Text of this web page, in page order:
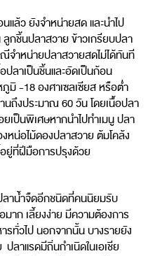
แล้ว ยังจำหน่ายสด และนำไป
กชิ้นปลาสวาย ข้าวเกรียบปลา
จำหน่ายปลาสวายสดไม่ได้ทันที
ปลาเป็นชิ้นและอัดเป็นก้อน
มิ -18 องศาเซลเซียส หรือต่ำ
นถึงประมาณ 60 วัน โดยเนื้อปลา
เป็นพิเศษหากนำไปทำเมนู ปลา
น่อไม้ดองปลาสวาย ต้มโคล้ง
ยู่ที่ฝีมือการปรุงด้วย
ลาน้ำจืดอีกชนิดที่คนนิยมรับ
มาก เลี้ยงง่าย มีความต้องการ
รทั่วไป นอกจากนั้น บางรายยัง
ลาแรดมีถิ่นกำเนิดในเอเชีย